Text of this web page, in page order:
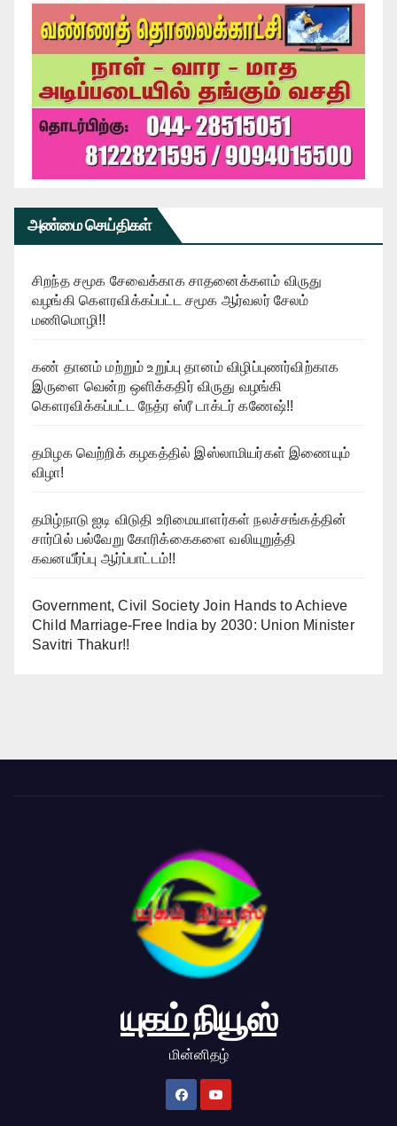
அண்மை செய்திகள்
சிறந்த சமூக சேவைக்காக சாதனைக்களம் விருது
வழங்கி கௌரவிக்கப்பட்ட சமூக ஆர்வலர் சேலம்
மணிமொழி!!
கண் தானம் மற்றும் உறுப்பு தானம் விழிப்புணர்விற்காக
இருளை வென்ற ஒளிக்கதிர் விருது வழங்கி
கௌரவிக்கப்பட்ட நேத்ர ஸ்ரீ டாக்டர் கணேஷ்!!
தமிழக வெற்றிக் கழகத்தில் இஸ்லாமியர்கள் இணையும்
விழா!
தமிழ்நாடு ஐடி விடுதி உரிமையாளர்கள் நலச்சங்கத்தின்
சார்பில் பல்வேறு கோரிக்கைகளை வலியுறுத்தி
கவனயீர்ப்பு ஆர்ப்பாட்டம்!!
Government, Civil Society Join Hands to Achieve
Child Marriage-Free India by 2030: Union Minister
Savitri Thakur!!
யுகம் நியூஸ்
மின்னிதழ்